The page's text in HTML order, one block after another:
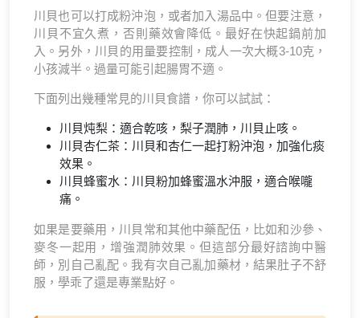
川貝也可以打成粉沖泡，或者加入湯品中。但要注意，
川貝不宜久煮，否則藥效會降低。最好在快起鍋前加
入。另外，川貝的用量要控制，成人一次大概3-10克，
小孩減半。過量可能引起腸胃不適。
下面列出幾種常見的川貝食譜，你可以試試：
川貝炖梨：適合乾咳，梨子潤肺，川貝止咳。
川貝杏仁茶：川貝和杏仁一起打粉沖泡，加強化痰
效果。
川貝蜂蜜水：川貝粉加蜂蜜溫水沖服，適合喉嚨
痛。
如果是要藥用，川貝常和其他中藥配伍，比如和沙參、
麥冬一起用，增強潤肺效果。但這部分最好諮詢中醫
師，別自己亂配。我有次自己亂加藥材，結果肚子不舒
服，學乖了還是專業點好。